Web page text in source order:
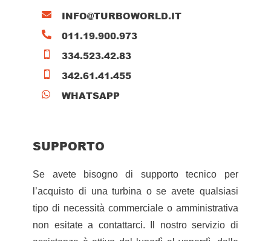
 INFO@TURBOWORLD.IT
 011.19.900.973
 334.523.42.83
 342.61.41.455
 WHATSAPP
SUPPORTO
Se avete bisogno di supporto tecnico per
l’acquisto di una turbina o se avete qualsiasi
tipo di necessità commerciale o amministrativa
non esitate a contattarci. Il nostro servizio di